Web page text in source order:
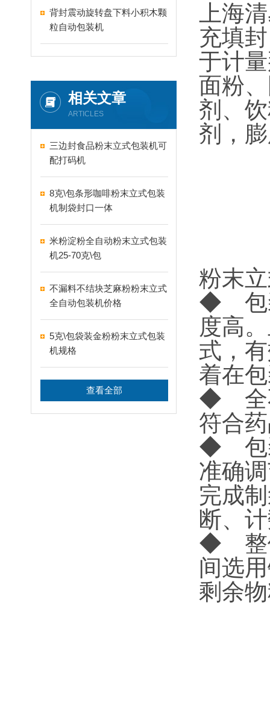
背封震动旋转盘下料小积木颗
粒自动包装机
相关文章
ARTICLES
三边封食品粉末立式包装机可
配打码机
8克\包条形咖啡粉末立式包装
机制袋封口一体
米粉淀粉全自动粉末立式包装
机25-70克\包
不漏料不结块芝麻粉粉末立式
全自动包装机价格
5克\包袋装金粉粉末立式包装
机规格
查看全部
上海
充填
于计
面粉
剂、
剂，
粉末
◆ 包
度高
式，
着在
◆ 全
符合
◆ 包
准确
完成
断、
◆ 整
间选
剩余